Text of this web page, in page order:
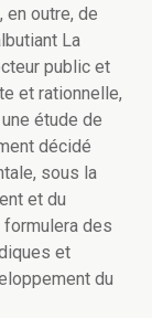
en outre, de
La
public et
et rationnelle,
étude de
décidé
sous la
et du
formulera des
et
du